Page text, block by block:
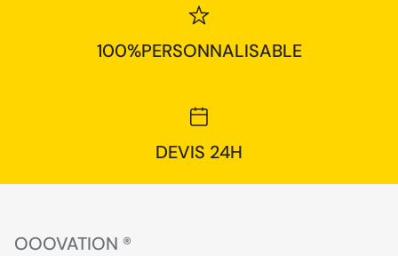
100%PERSONNALISABLE
DEVIS 24H
OOOVATION ®